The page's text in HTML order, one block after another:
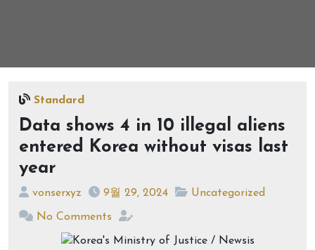
Standard
Data shows 4 in 10 illegal aliens
entered Korea without visas last
year
vonserxyz 9월 29, 2024 Uncategorized
No Comments